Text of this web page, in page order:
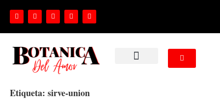
Etiqueta: sirve-union